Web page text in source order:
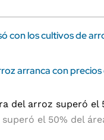
con los cultivos de
arranca con
el 50% del